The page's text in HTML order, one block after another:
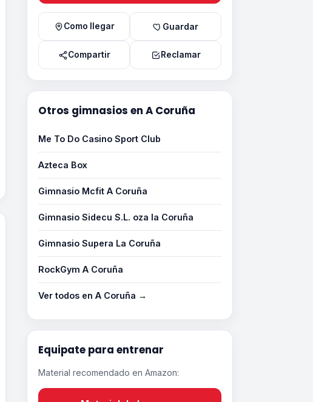
Como llegar Guardar
Compartir Reclamar
Otros gimnasios en A Coruña
Me To Do Casino Sport Club
Azteca Box
Gimnasio Mcfit A Coruña
Gimnasio Sidecu S.L. oza la Coruña
Gimnasio Supera La Coruña
RockGym A Coruña
Ver todos en A Coruña →
Equipate para entrenar
Material recomendado en Amazon: